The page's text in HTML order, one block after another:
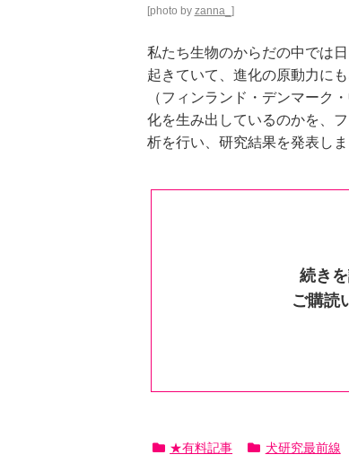
[photo by zanna_ ]
私たち生物のからだの中では
起きていて、進化の原動力に
（フィンランド・デンマーク
化を生み出しているのかを、
析を行い、研究結果を発表し
続き
ご購読
★有料記事 犬研究最前線